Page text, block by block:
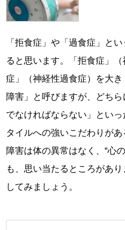
「拒食症」や「過食症」と
ると思います。「拒食症」
症」（神経性過食症）を大
障害」と呼びますが、どち
でなければならない」とい
タイルへの強いこだわりが
障害は体の異常はなく、“心
も、思い当たるところがあ
してみましょう。